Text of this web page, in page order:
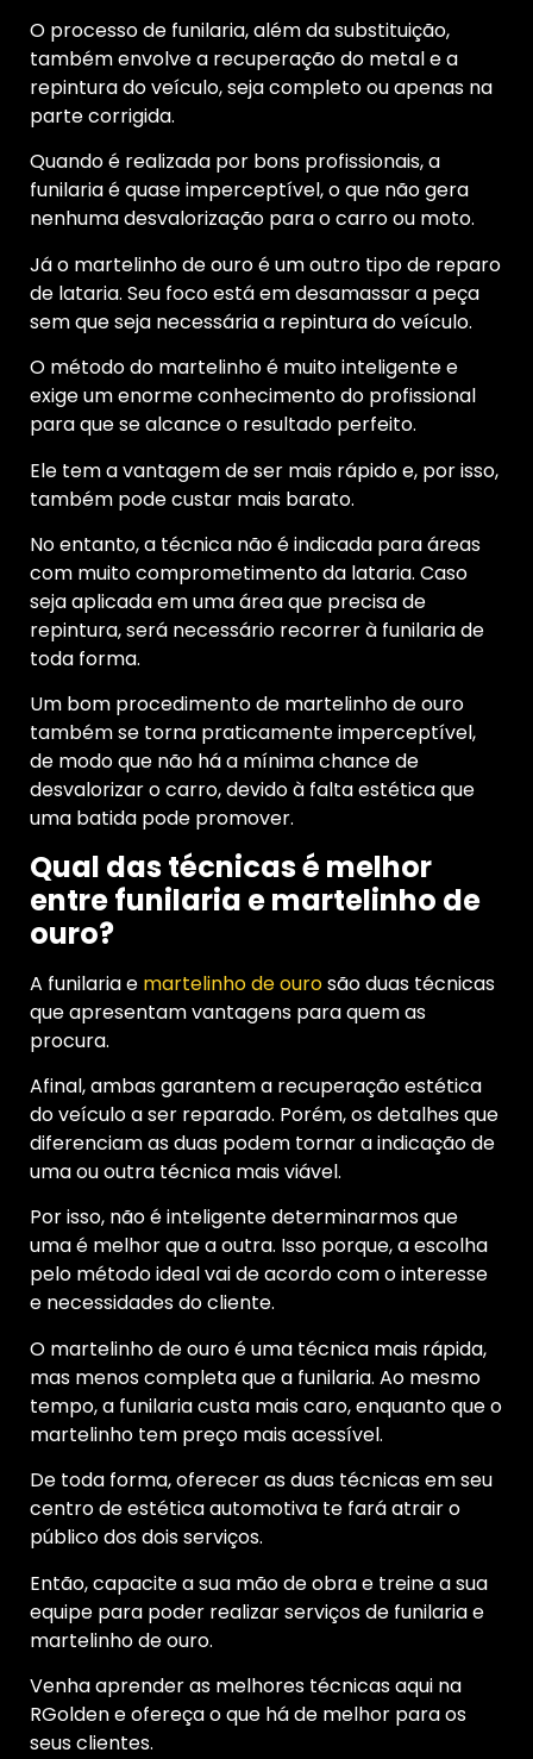
O processo de funilaria, além da substituição,
também envolve a recuperação do metal e a
repintura do veículo, seja completo ou apenas na
parte corrigida.
Quando é realizada por bons profissionais, a
funilaria é quase imperceptível, o que não gera
nenhuma desvalorização para o carro ou moto.
Já o martelinho de ouro é um outro tipo de reparo
de lataria. Seu foco está em desamassar a peça
sem que seja necessária a repintura do veículo.
O método do martelinho é muito inteligente e
exige um enorme conhecimento do profissional
para que se alcance o resultado perfeito.
Ele tem a vantagem de ser mais rápido e, por isso,
também pode custar mais barato.
No entanto, a técnica não é indicada para áreas
com muito comprometimento da lataria. Caso
seja aplicada em uma área que precisa de
repintura, será necessário recorrer à funilaria de
toda forma.
Um bom procedimento de martelinho de ouro
também se torna praticamente imperceptível,
de modo que não há a mínima chance de
desvalorizar o carro, devido à falta estética que
uma batida pode promover.
Qual das técnicas é melhor
entre funilaria e martelinho de
ouro?
A funilaria e martelinho de ourosão duas técnicas
que apresentam vantagens para quem as
procura.
Afinal, ambas garantem a recuperação estética
do veículo a ser reparado. Porém, os detalhes que
diferenciam as duas podem tornar a indicação de
uma ou outra técnica mais viável.
Por isso, não é inteligente determinarmos que
uma é melhor que a outra. Isso porque, a escolha
pelo método ideal vai de acordo com o interesse
e necessidades do cliente.
O martelinho de ouro é uma técnica mais rápida,
mas menos completa que a funilaria. Ao mesmo
tempo, a funilaria custa mais caro, enquanto que o
martelinho tem preço mais acessível.
De toda forma, oferecer as duas técnicas em seu
centro de estética automotiva te fará atrair o
público dos dois serviços.
Então, capacite a sua mão de obra e treine a sua
equipe para poder realizar serviços de funilaria e
martelinho de ouro.
Venha aprender as melhores técnicas aqui na
RGolden e ofereça o que há de melhor para os
seus clientes.